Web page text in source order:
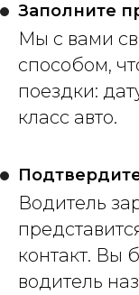
Заполните
Мы с вами
способом,
поездки:
класс авто.
Водитель
контакт. Вы
водитель